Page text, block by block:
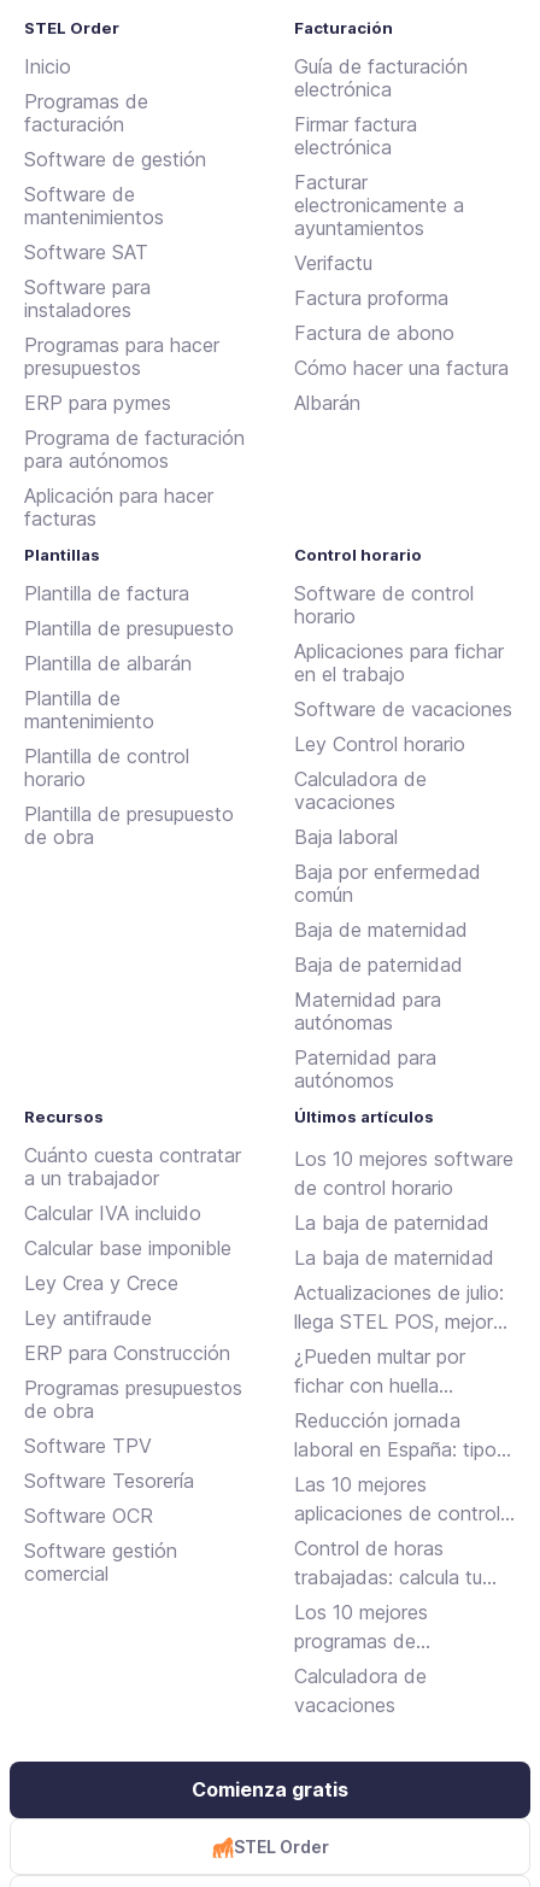
STEL Order
Inicio
Programas de
facturación
Software de gestión
Software de
mantenimientos
Software SAT
Software para
instaladores
Programas para hacer
presupuestos
ERP para pymes
Programa de facturación
para autónomos
Aplicación para hacer
facturas
Facturación
Guía de facturación
electrónica
Firmar factura
electrónica
Facturar
electronicamente a
ayuntamientos
Verifactu
Factura proforma
Factura de abono
Cómo hacer una factura
Albarán
Plantillas
Plantilla de factura
Plantilla de presupuesto
Plantilla de albarán
Plantilla de
mantenimiento
Plantilla de control
horario
Plantilla de presupuesto
de obra
Control horario
Software de control
horario
Aplicaciones para fichar
en el trabajo
Software de vacaciones
Ley Control horario
Calculadora de
vacaciones
Baja laboral
Baja por enfermedad
común
Baja de maternidad
Baja de paternidad
Maternidad para
autónomas
Paternidad para
autónomos
Recursos
Cuánto cuesta contratar
a un trabajador
Calcular IVA incluido
Calcular base imponible
Ley Crea y Crece
Ley antifraude
ERP para Construcción
Programas presupuestos
de obra
Software TPV
Software Tesorería
Software OCR
Software gestión
comercial
Últimos artículos
Los 10 mejores software
de control horario
La baja de paternidad
La baja de maternidad
Actualizaciones de julio:
llega STEL POS, mejoras
en Assistant, albaranes
en Inbox y más
¿Pueden multar por
fichar con huella
dactilar?
Reducción jornada
laboral en España: tipos,
requisitos y cómo
solicitarla
Las 10 mejores
aplicaciones de control
horario para fichar en el
trabajo
Control de horas
trabajadas: calcula tu
jornada laboral
Los 10 mejores
programas de
facturación gratuitos y
de pago
Calculadora de
vacaciones
Comienza gratis
STEL Order